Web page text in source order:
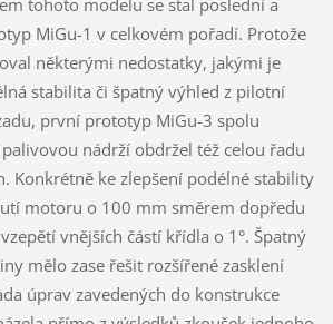
tohoto modelu se stal poslední a
MiGu-1 v celkovém pořadí. Protože
některými nedostatky, jakými je
stabilita či špatný výhled z pilotní
první prototyp MiGu-3 spolu
nádrží obdržel též celou řadu
Konkrétně ke zlepšení podélné stability
motoru o 100 mm směrem dopředu
vnějších částí křídla o 1°. Špatný
mělo zase řešit rozšířené zasklení
úprav zavedených do konstrukce